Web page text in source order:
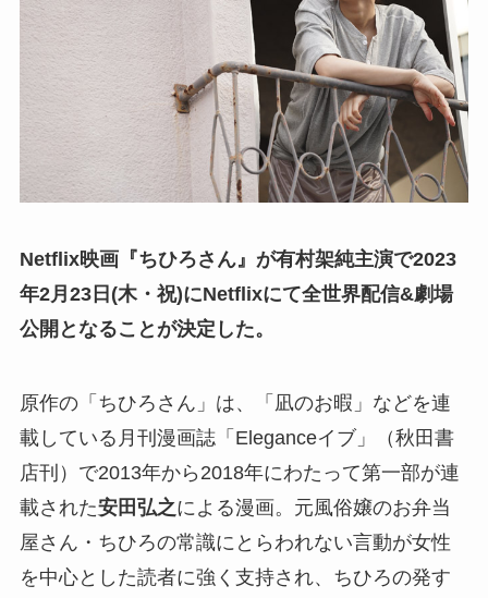
Netflix映画『ちひろさん』が有村架純主演で2023
年2月23日(木・祝)にNetflixにて全世界配信&劇場
公開となることが決定した。
原作の「ちひろさん」は、「凪のお暇」などを連
載している月刊漫画誌「Eleganceイブ」（秋田書
店刊）で2013年から2018年にわたって第一部が連
載された安田弘之による漫画。元風俗嬢のお弁当
屋さん・ちひろの常識にとらわれない言動が女性
を中心とした読者に強く支持され、ちひろの発す